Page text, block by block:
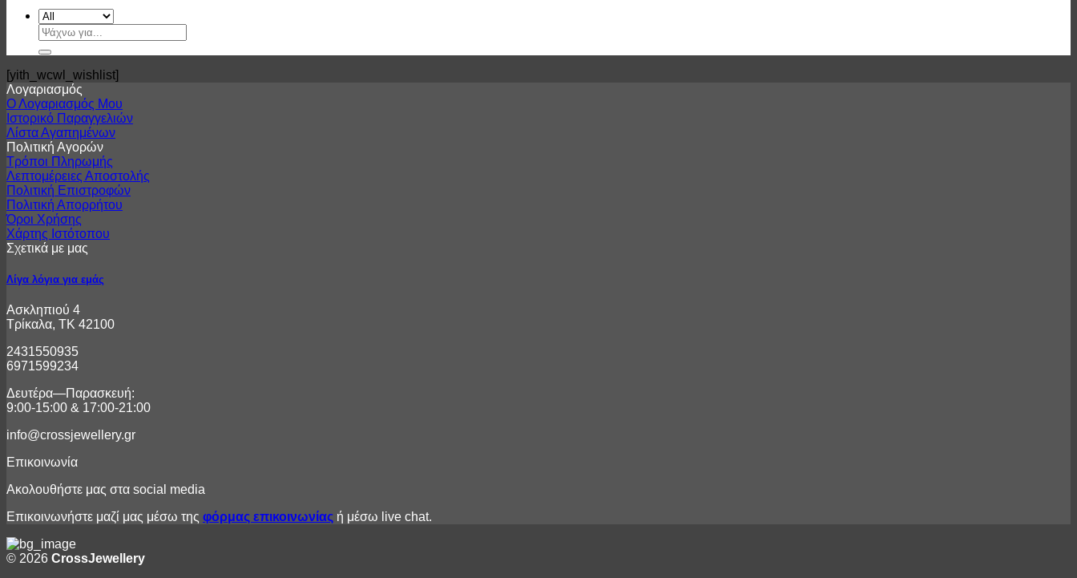
Αναζήτηση
για:
[yith_wcwl_wishlist]
Λογαριασμός
Ο Λογαριασμός Μου
Ιστορικό Παραγγελιών
Λίστα Αγαπημένων
Πολιτική Αγορών
Τρόποι Πληρωμής
Λεπτομέρειες Αποστολής
Πολιτική Επιστροφών
Πολιτική Απορρήτου
Όροι Χρήσης
Χάρτης Ιστότοπου
Σχετικά με μας
Λίγα λόγια για εμάς
Ασκληπιού 4
Τρίκαλα, ΤΚ 42100
2431550935
6971599234
Δευτέρα—Παρασκευή:
9:00-15:00 & 17:00-21:00
info@crossjewellery.gr
Επικοινωνία
Ακολουθήστε μας στα social media
Επικοινωνήστε μαζί μας μέσω της φόρμας επικοινωνίας ή μέσω live chat.
© 2026 CrossJewellery